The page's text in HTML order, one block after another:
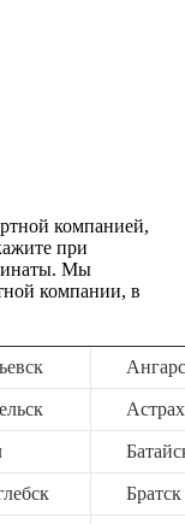
компанией,
при
Мы
компании, в
Братск